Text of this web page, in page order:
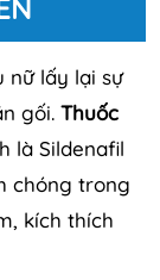
nữ lấy lại sự
gối. Thuốc
là Sildenafil
chóng trong
kích thích